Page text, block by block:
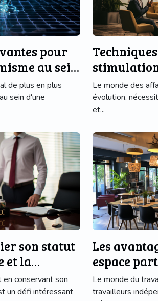
pour
au sein
de plus en plus
sein d'une
une
Le monde des
évolution,
et...
son statut
et la
conservant son
un défi intéressant
Les
espace
Le monde du
travailleurs